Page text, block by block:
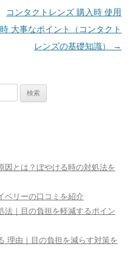
コンタクトレンズ 購入時 使用
時 大事なポイント（コンタクト
レンズの基礎知識）
→
因とは？ぼやける時の対処法を
ベリーの口コミを紹介
法｜目の負担を軽減するポイン
理由｜目の負担を減らす対策を